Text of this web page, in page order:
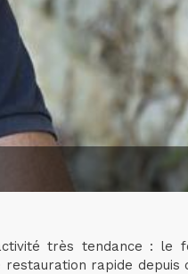
très tendance : le
rapide